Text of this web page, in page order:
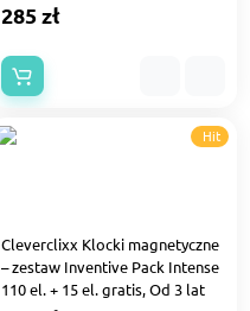
285 zł
Hit
Cleverclixx Klocki magnetyczne
– zestaw Inventive Pack Intense
110 el. + 15 el. gratis, Od 3 lat